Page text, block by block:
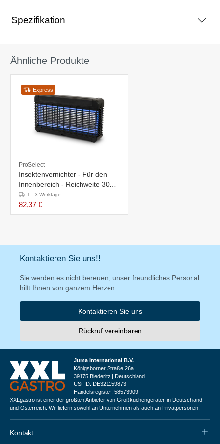
Spezifikation
Ähnliche Produkte
Express
ProSelect
Insektenvernichter - Für den
Innenbereich - Reichweite 300
m²
1 - 3 Werktage
82,37 €
Kontaktieren Sie uns!!
Sie werden es nicht bereuen, unser freundliches Personal
hilft Ihnen von ganzem Herzen.
Kontaktieren Sie uns
Rückruf vereinbaren
Juma International B.V.
Königsborner Straße 26a
39175 Biederitz | Deutschland
USt-ID: DE321159873
Handelsregister: 58573909
XXLgastro ist einer der größten Anbieter von Großküchengeräten in Deutschland
und Österreich. Wir liefern sowohl an Unternehmen als auch an Privatpersonen.
Kontakt